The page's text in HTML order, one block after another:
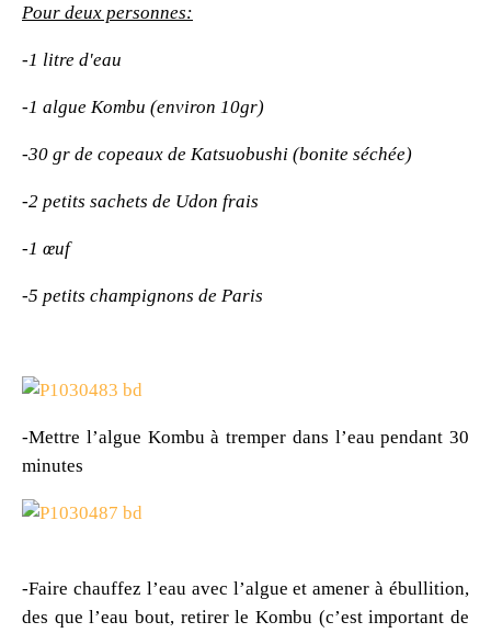
Pour deux personnes:
-1 litre d'eau
-1 algue Kombu (environ 10gr)
-30 gr de copeaux de Katsuobushi (bonite séchée)
-2 petits sachets de Udon frais
-1 œuf
-5 petits champignons de Paris
-Mettre l’algue Kombu à tremper dans l’eau pendant 30
minutes
-Faire chauffez l’eau avec l’algue et amener à ébullition,
des que l’eau bout, retirer le Kombu (c’est important de